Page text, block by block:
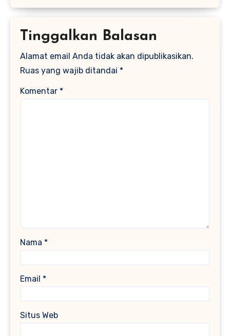
Tinggalkan Balasan
Alamat email Anda tidak akan dipublikasikan.
Ruas yang wajib ditandai *
Komentar *
Nama *
Email *
Situs Web